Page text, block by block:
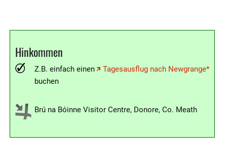
Hinkommen
Z.B. einfach einen
Tagesausflug nach Newgrange*
buchen
Brú na Bóinne Visitor Centre, Donore, Co. Meath